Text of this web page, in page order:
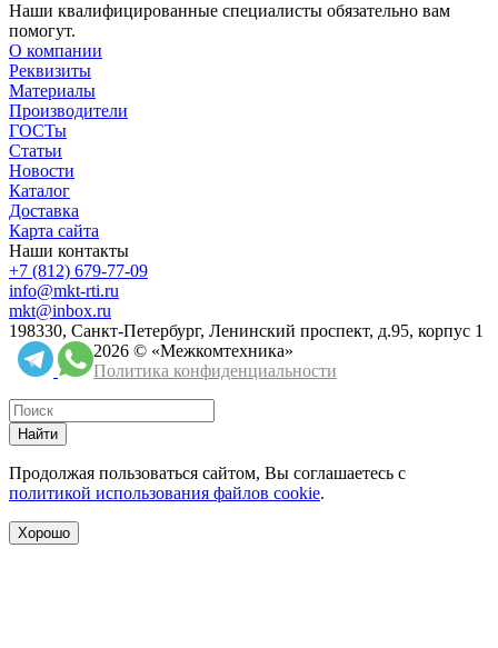
Наши квалифицированные специалисты обязательно вам
помогут.
О компании
Реквизиты
Материалы
Производители
ГОСТы
Статьи
Новости
Каталог
Доставка
Карта сайта
Наши контакты
+7 (812) 679-77-09
info@mkt-rti.ru
mkt@inbox.ru
198330, Санкт-Петербург, Ленинский проспект, д.95, корпус 1
2026 © «Межкомтехника»
Политика конфиденциальности
Найти
Продолжая пользоваться сайтом, Вы соглашаетесь с
политикой использования файлов cookie.
Хорошо